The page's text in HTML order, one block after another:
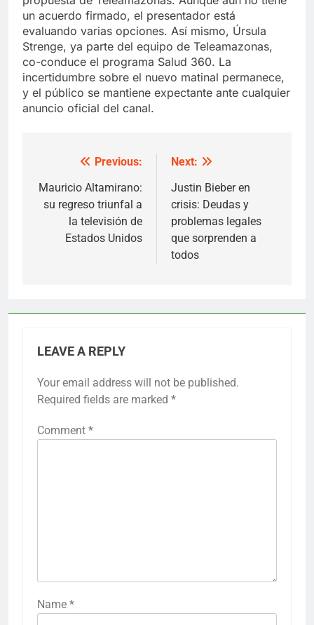
un acuerdo firmado, el presentador está
evaluando varias opciones. Así mismo, Úrsula
Strenge, ya parte del equipo de Teleamazonas,
co-conduce el programa Salud 360. La
incertidumbre sobre el nuevo matinal permanece,
y el público se mantiene expectante ante cualquier
anuncio oficial del canal.
navigation
Previous:
Mauricio Altamirano:
su regreso triunfal a
la televisión de
Estados Unidos
Next:
Justin Bieber en
crisis: Deudas y
problemas legales
que sorprenden a
todos
LEAVE A REPLY
Your email address will not be published.
Required fields are marked *
Comment *
Name *